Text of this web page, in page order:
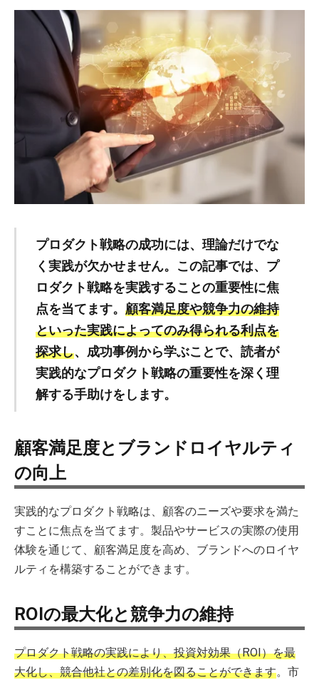
プロダクト戦略の成功には、理論だけでな
く実践が欠かせません。この記事では、プ
ロダクト戦略を実践することの重要性に焦
点を当てます。 顧客満足度や競争力の維持
といった実践によってのみ得られる利点を
探求し、成功事例から学ぶことで、読者が
実践的なプロダクト戦略の重要性を深く理
解する手助けをします。
顧客満足度とブランドロイヤルティ
の向上
実践的なプロダクト戦略は、顧客のニーズや要求を満た
すことに焦点を当てます。製品やサービスの実際の使用
体験を通じて、顧客満足度を高め、ブランドへのロイヤ
ルティを構築することができます。
ROIの最大化と競争力の維持
プロダクト戦略の実践により、投資対効果（ROI）を最
大化し、競合他社との差別化を図ることができます。市